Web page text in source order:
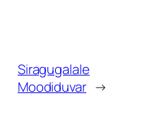
Siragugalale
Moodiduvar →